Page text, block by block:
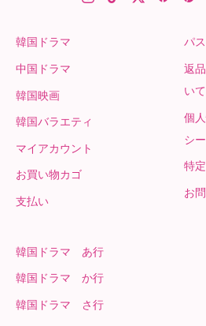
韓国ドラマ
中国ドラマ
韓国映画
韓国バラエティ
マイアカウント
お買い物カゴ
支払い
パ
返
いて
個
シ
特
お
韓国ドラマ あ行
韓国ドラマ か行
韓国ドラマ さ行